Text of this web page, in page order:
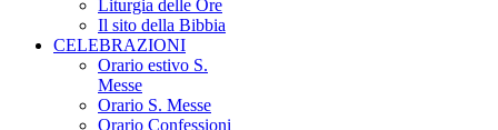
Liturgia delle Ore
Il sito della Bibbia
CELEBRAZIONI
Orario estivo S.
Messe
Orario S. Messe
Orario Confessioni